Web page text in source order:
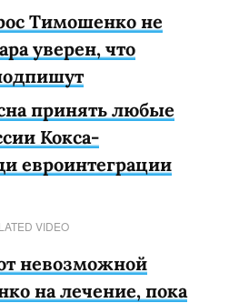
Тимошенко не
уверен, что
принять любые
Кокса-
евроинтеграции
VIDEO
невозможной
на лечение, пока